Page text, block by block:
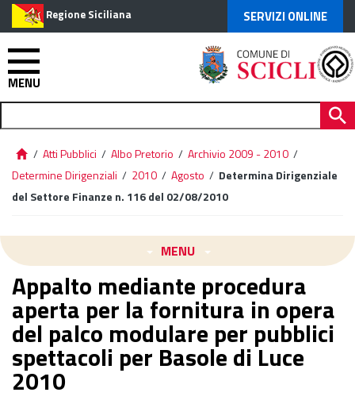
Regione Siciliana SERVIZI ONLINE
MENU
/ Atti Pubblici / Albo Pretorio / Archivio 2009 - 2010 /
Determine Dirigenziali / 2010 / Agosto / Determina Dirigenziale
del Settore Finanze n. 116 del 02/08/2010
MENU
Appalto mediante procedura
aperta per la fornitura in opera
del palco modulare per pubblici
spettacoli per Basole di Luce
2010